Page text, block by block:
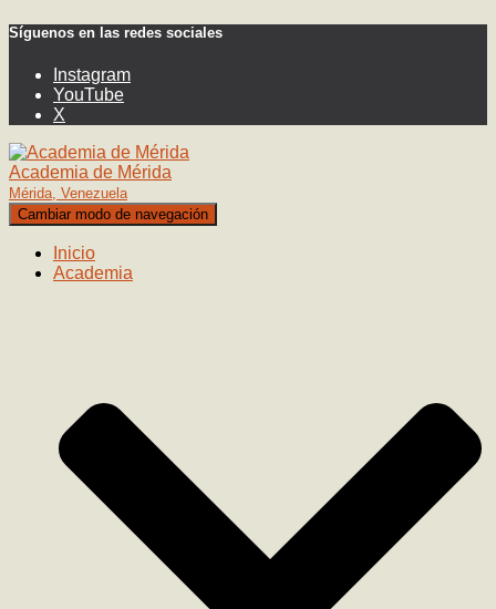
Síguenos en las redes sociales
Instagram
YouTube
X
Academia de Mérida
Mérida, Venezuela
Cambiar modo de navegación
Inicio
Academia